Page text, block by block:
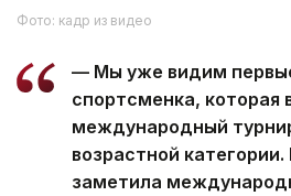
Фото: кадр из видео
— Мы уже видим
спортсменка, которая
международный
возрастной
заметила